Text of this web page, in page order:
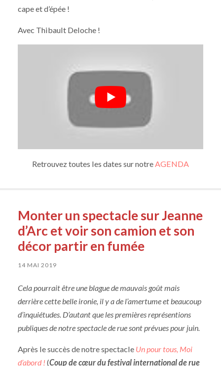
cape et d’épée !
Avec Thibault Deloche !
Retrouvez toutes les dates sur notreAGENDA
Monter un spectacle sur Jeanne
d’Arc et voir son camion et son
décor partir en fumée
14 MAI 2019
Cela pourrait être une blague de mauvais goût mais
derrière cette belle ironie, il y a de l’amertume et beaucoup
d’inquiétudes. D’autant que les premières représentions
publiques de notre spectacle de rue sont prévues pour juin.
Après le succès de notre spectacle Un pour tous, Moi
d’abord ! (Coup de cœur du festival international de rue